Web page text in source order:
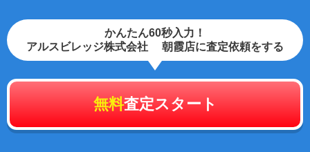
かんたん60秒入力！
アルスビレッジ株式会社 朝霞店に査定依頼をする
無料査定スタート